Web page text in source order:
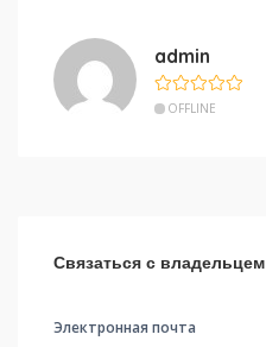
admin
OFFLINE
Связаться с
Электронная почта